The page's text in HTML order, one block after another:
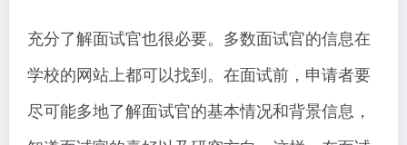
充分了解面试官也很必要。多数面试官的信息在
学校的网站上都可以找到。在面试前，申请者要
尽可能多地了解面试官的基本情况和背景信息，